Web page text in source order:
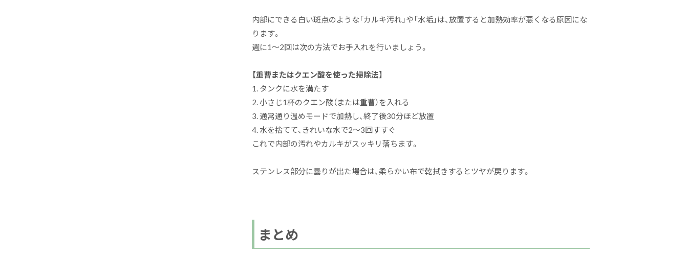
内部にできる白い斑点のような「カルキ汚れ」や「水垢」は、放置すると加熱効率が悪くなる原因にな
ります。
週に1〜2回は次の方法でお手入れを行いましょう。
【重曹またはクエン酸を使った掃除法】
1. タンクに水を満たす
2. 小さじ1杯のクエン酸（または重曹）を入れる
3. 通常通り温めモードで加熱し、終了後30分ほど放置
4. 水を捨てて、きれいな水で2〜3回すすぐ
これで内部の汚れやカルキがスッキリ落ちます。
ステンレス部分に曇りが出た場合は、柔らかい布で乾拭きするとツヤが戻ります。
まとめ